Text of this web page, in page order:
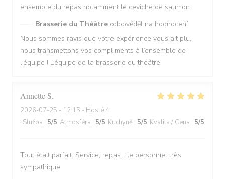
ensemble du repas notamment le ceviche de saumon
Brasserie du Théâtre odpověděl na hodnocení
Nous sommes ravis que votre expérience vous ait plu,
nous transmettons vos compliments à l’ensemble de
l’équipe ! L’équipe de la brasserie du théâtre
Annette S
2026-07-25 - 12:15 - Hosté 4
Služba : 5/5 Atmosféra : 5/5 Kuchyně : 5/5 Kvalita / Cena : 5/5
Tout était parfait. Service, repas… le personnel très
sympathique